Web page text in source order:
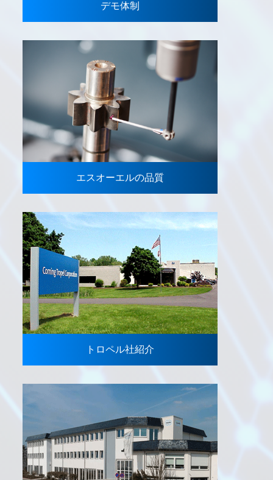
デモ体制
エスオーエルの品質
トロペル社紹介